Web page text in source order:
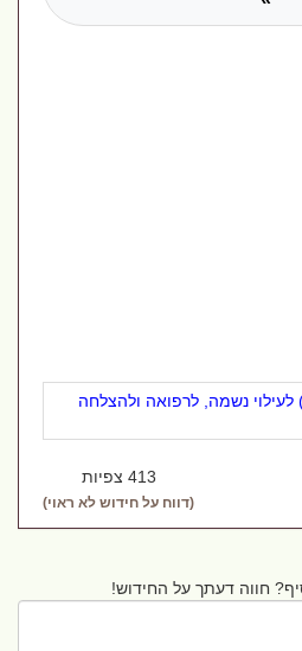
נשמה, לרפואה ולהצלחה
413 צפיות
(דווח על חידוש לא ראוי)
חווה דעתך על החידוש!